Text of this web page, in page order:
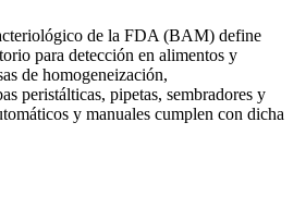
de la FDA (BAM) define
para detección en alimentos y
de homogeneización,
peristálticas, pipetas, sembradores y
y manuales cumplen con dicha